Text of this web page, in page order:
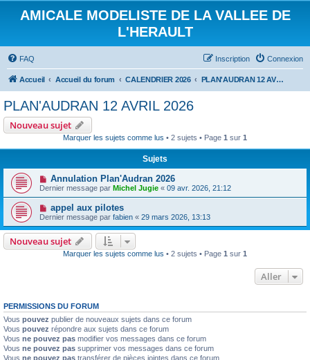
AMICALE MODELISTE DE LA VALLEE DE
L'HERAULT
FAQ Connexion
Inscription
Accueil Accueil du forum CALENDRIER 2026 PLAN'AUDRAN 12 AVRIL 2026
PLAN'AUDRAN 12 AVRIL 2026
Nouveau sujet
Marquer les sujets comme lus • 2 sujets • Page 1 sur 1
Sujets
Annulation Plan'Audran 2026
Dernier message par Michel Jugie « 09 avr. 2026, 21:12
appel aux pilotes
Dernier message par fabien « 29 mars 2026, 13:13
Nouveau sujet
Marquer les sujets comme lus • 2 sujets • Page 1 sur 1
Aller
PERMISSIONS DU FORUM
Vous pouvez publier de nouveaux sujets dans ce forum
Vous pouvez répondre aux sujets dans ce forum
Vous ne pouvez pas modifier vos messages dans ce forum
Vous ne pouvez pas supprimer vos messages dans ce forum
Vous ne pouvez pas transférer de pièces jointes dans ce forum